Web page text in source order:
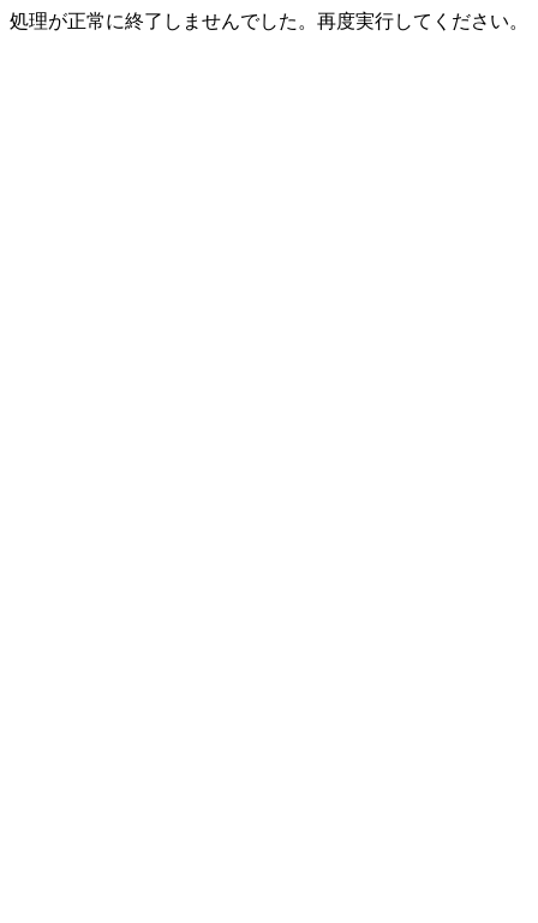
処理が正常に終了しませんでした。再度実行してください。